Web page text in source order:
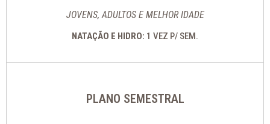
JOVENS, ADULTOS E MELHOR IDADE
NATAÇÃO E HIDRO: 1 VEZ P/ SEM.
PLANO SEMESTRAL